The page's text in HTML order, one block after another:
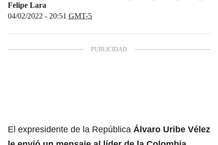
Felipe Lara
04/02/2022 - 20:51 GMT-5
El expresidente de la República Álvaro Uribe Vélez